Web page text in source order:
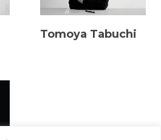
Tomoya Tabuchi